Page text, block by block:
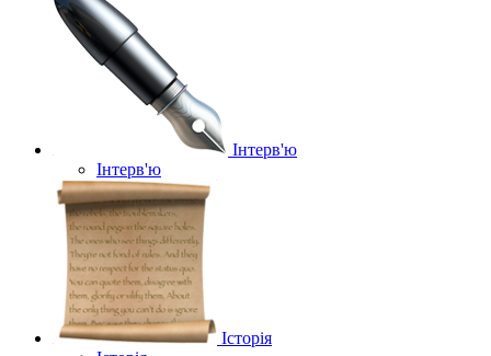
Інтерв'ю
Інтерв'ю
Історія